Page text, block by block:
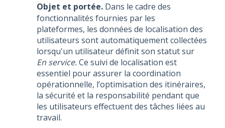
Objet et portée. Dans le cadre des
fonctionnalités fournies par les
plateformes, les données de localisation des
utilisateurs sont automatiquement collectées
lorsqu'un utilisateur définit son statut sur
En service.Ce suivi de localisation est
essentiel pour assurer la coordination
opérationnelle, l’optimisation des itinéraires,
la sécurité et la responsabilité pendant que
les utilisateurs effectuent des tâches liées au
travail.